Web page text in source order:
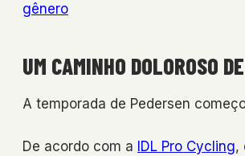
gênero
UM CAMINHO DOLOROSO
A temporada de Pedersen
De acordo com a IDL Pro Cycling,